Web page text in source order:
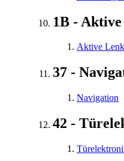
1B -
Aktive
37 -
Navigation
42 -